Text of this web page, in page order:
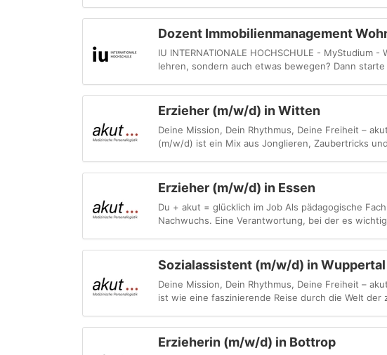
Dozent Immobilienmanagement
IU INTERNATIONALE HOCHSCHULE -
lehren, sondern auch etwas bewegen? Dann
Erzieher (m/w/d) in Witten
Deine Mission, Dein Rhythmus, Deine Freiheit –
(m/w/d) ist ein Mix aus Jonglieren, Zaubertricks
Erzieher (m/w/d) in Essen
Du + akut = glücklich im Job Als pädagogische
Nachwuchs. Eine Verantwortung, bei der es
Sozialassistent (m/w/d) in Wuppertal
Deine Mission, Dein Rhythmus, Deine Freiheit –
ist wie eine faszinierende Reise durch die Welt der
Erzieherin (m/w/d) in Bottrop